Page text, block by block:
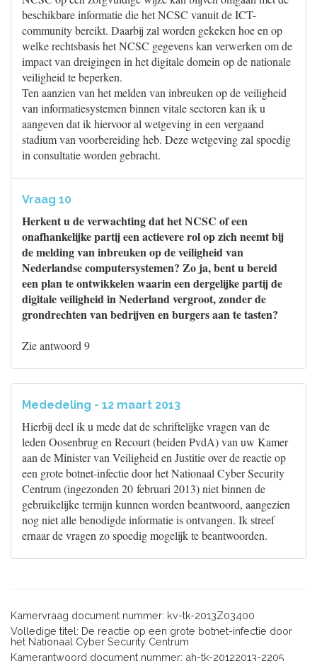
beschikbare informatie die het NCSC vanuit de ICT-
community bereikt. Daarbij zal worden gekeken hoe en op
welke rechtsbasis het NCSC gegevens kan verwerken om de
impact van dreigingen in het digitale domein op de nationale
veiligheid te beperken.
Ten aanzien van het melden van inbreuken op de veiligheid
van informatiesystemen binnen vitale sectoren kan ik u
aangeven dat ik hiervoor al wetgeving in een vergaand
stadium van voorbereiding heb. Deze wetgeving zal spoedig
in consultatie worden gebracht.
Vraag 10
Herkent u de verwachting dat het NCSC of een
onafhankelijke partij een actievere rol op zich neemt bij
de melding van inbreuken op de veiligheid van
Nederlandse computersystemen? Zo ja, bent u bereid
een plan te ontwikkelen waarin een dergelijke partij de
digitale veiligheid in Nederland vergroot, zonder de
grondrechten van bedrijven en burgers aan te tasten?
Zie antwoord 9
Mededeling - 12 maart 2013
Hierbij deel ik u mede dat de schriftelijke vragen van de
leden Oosenbrug en Recourt (beiden PvdA) van uw Kamer
aan de Minister van Veiligheid en Justitie over de reactie op
een grote botnet-infectie door het Nationaal Cyber Security
Centrum (ingezonden 20 februari 2013) niet binnen de
gebruikelijke termijn kunnen worden beantwoord, aangezien
nog niet alle benodigde informatie is ontvangen. Ik streef
ernaar de vragen zo spoedig mogelijk te beantwoorden.
Kamervraag document nummer: kv-tk-2013Z03400
Volledige titel: De reactie op een grote botnet-infectie door
het Nationaal Cyber Security Centrum
Kamerantwoord document nummer: ah-tk-20122013-2205